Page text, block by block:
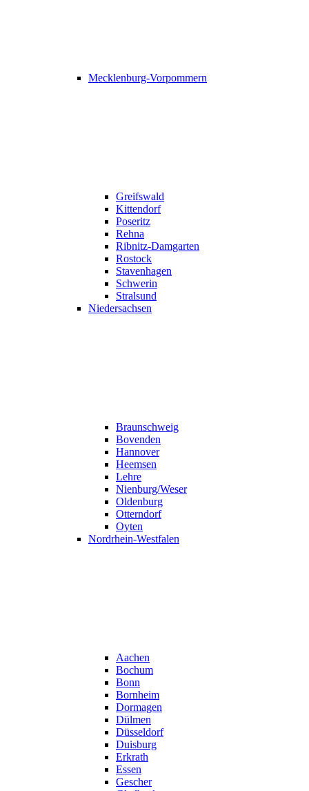
Mecklenburg-Vorpommern
Greifswald
Kittendorf
Poseritz
Rehna
Ribnitz-Damgarten
Rostock
Stavenhagen
Schwerin
Stralsund
Niedersachsen
Braunschweig
Bovenden
Hannover
Heemsen
Lehre
Nienburg/Weser
Oldenburg
Otterndorf
Oyten
Nordrhein-Westfalen
Aachen
Bochum
Bonn
Bornheim
Dormagen
Dülmen
Düsseldorf
Duisburg
Erkrath
Essen
Gescher